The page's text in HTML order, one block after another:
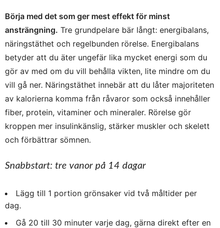
Börja med det som ger mest effekt för minst
ansträngning. Tre grundpelare bär långt: energibalans,
näringstäthet och regelbunden rörelse. Energibalans
betyder att du äter ungefär lika mycket energi som du
gör av med om du vill behålla vikten, lite mindre om du
vill gå ner. Näringstäthet innebär att du låter majoriteten
av kalorierna komma från råvaror som också innehåller
fiber, protein, vitaminer och mineraler. Rörelse gör
kroppen mer insulin­känslig, stärker muskler och skelett
och förbättrar sömnen.
Snabbstart: tre vanor på 14 dagar
Lägg till 1 portion grönsaker vid två måltider per
dag.
Gå 20 till 30 minuter varje dag, gärna direkt efter en